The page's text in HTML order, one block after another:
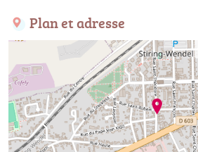
Plan et adresse